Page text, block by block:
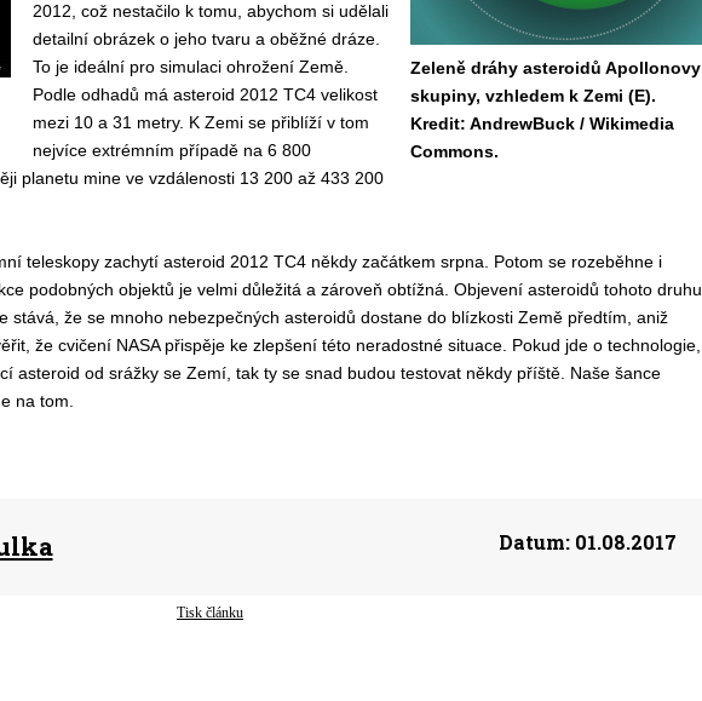
Zeleně dráhy asteroidů Apollonovy
skupiny, vzhledem k Zemi (E).
Kredit: AndrewBuck / Wikimedia
Commons.
2012, což nestačilo k tomu, abychom si udělali
detailní obrázek o jeho tvaru a oběžné dráze.
To je ideální pro simulaci ohrožení Země.
Podle odhadů má asteroid 2012 TC4 velikost
mezi 10 a 31 metry. K Zemi se přiblíží v tom
nejvíce extrémním případě na 6 800
planetu mine ve vzdálenosti 13 200 až 433 200
teleskopy zachytí asteroid 2012 TC4 někdy začátkem srpna. Potom se rozeběhne i
podobných objektů je velmi důležitá a zároveň obtížná. Objevení asteroidů tohoto druhu
stává, že se mnoho nebezpečných asteroidů dostane do blízkosti Země předtím, aniž
že cvičení NASA přispěje ke zlepšení této neradostné situace. Pokud jde o technologie,
asteroid od srážky se Zemí, tak ty se snad budou testovat někdy příště. Naše šance
na tom.
Datum:01.08.2017
Tisk článku